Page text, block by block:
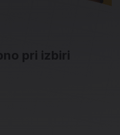
pri izbiri